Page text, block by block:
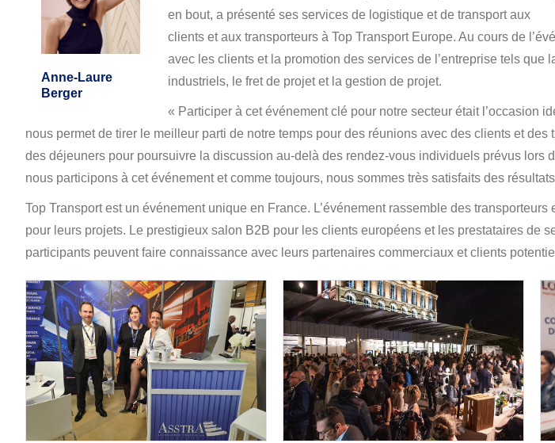
Anne-Laure
Berger
en bout, a présenté ses services de logistique et de transport aux
clients et aux transporteurs à Top Transport Europe. Au cours de
avec les clients et la promotion des services de l’entreprise tels
industriels, le fret de projet et la gestion de projet.
« Participer à cet événement clé pour notre secteur était l’occasion
nous permet de tirer le meilleur parti de notre temps pour des réunions avec des clients et
des déjeuners pour poursuivre la discussion au-delà des rendez-vous individuels prévus lors
nous participons à cet événement et comme toujours, nous sommes très satisfaits des
Top Transport est un événement unique en France. L’événement rassemble des
pour leurs projets. Le prestigieux salon B2B pour les clients européens et les prestataires de
participants peuvent faire connaissance avec leurs partenaires commerciaux et clients